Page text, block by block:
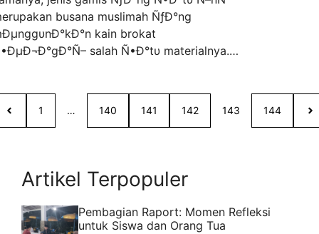
busana muslimah ÑƒÐ°ng
kain brokat
salah Ñ•Ð°tυ materialnya.
1 … 140 141 142 143 144
Artikel Terpopuler
Pembagian Raport: Momen Refleksi
untuk Siswa dan Orang Tua